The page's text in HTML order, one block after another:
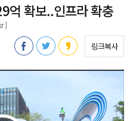
억 확보..인프라 확충
]
링크복사